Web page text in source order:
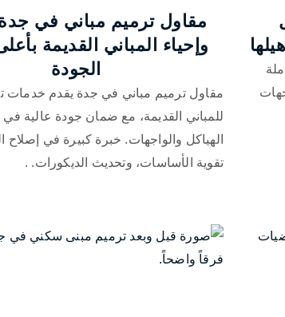
مقاول ترميم مباني في
وإحياء المباني القديمة
الجودة
مقاول ترميم مباني في جدة يقدم خدمات
للمباني القديمة، مع ضمان جودة عالية في
الهياكل والواجهات. خبرة كبيرة في إصلاح
تقوية الأساسات، وتحديث الديكورات. .